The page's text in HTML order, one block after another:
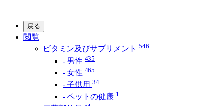
戻る
閲覧
ビタミン及びサプリメント 546
- 男性 435
- 女性 465
- 子供用 34
- ペットの健康 1